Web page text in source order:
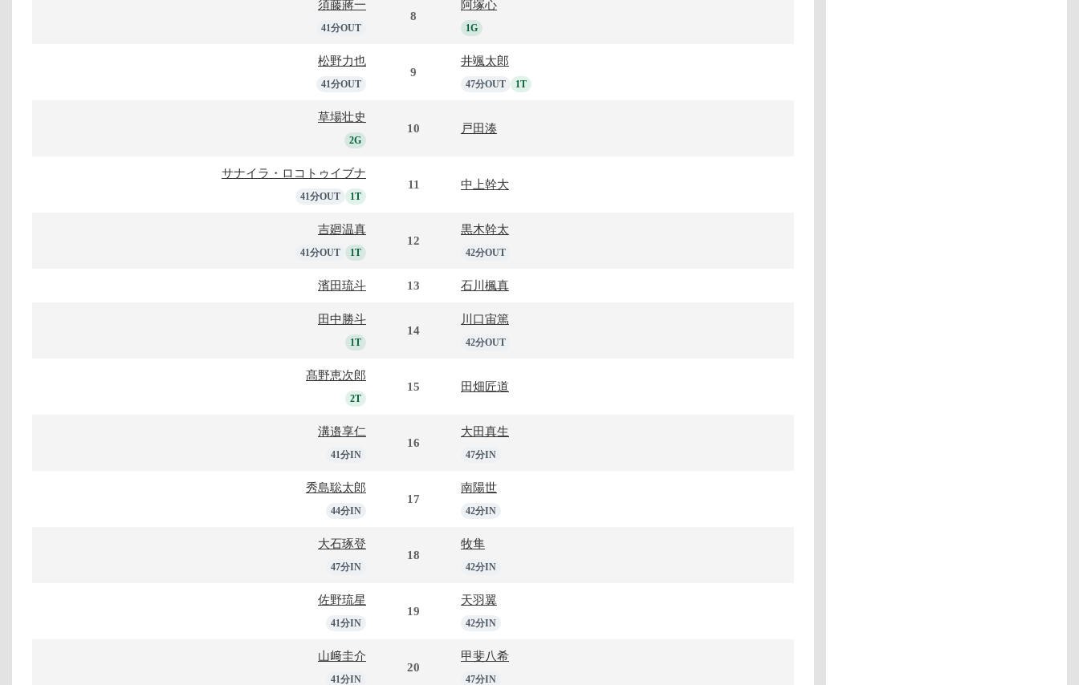
須藤蔣一
41分OUT
8
阿塚心
1G
松野力也
41分OUT
9
井颯太郎
47分OUT 1T
草場壮史
2G
10 戸田湊
サナイラ・ロコトゥイブナ
41分OUT 1T
11 中上幹大
吉廻温真
41分OUT 1T
12
黒木幹太
42分OUT
濱田琉斗 13 石川楓真
田中勝斗
1T
14
川口宙篤
42分OUT
髙野恵次郎
2T
15 田畑匠道
溝邉享仁
41分IN
16
大田真生
47分IN
秀島聡太郎
44分IN
17
南陽世
42分IN
大石琢登
47分IN
18
牧隼
42分IN
佐野琉星
41分IN
19
天羽翼
42分IN
山﨑圭介
41分IN
20
甲斐八希
47分IN